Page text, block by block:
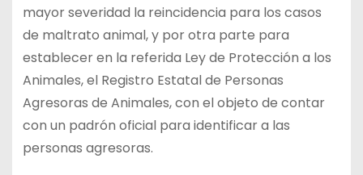
mayor severidad la reincidencia para los casos
de maltrato animal, y por otra parte para
establecer en la referida Ley de Protección a los
Animales, el Registro Estatal de Personas
Agresoras de Animales, con el objeto de contar
con un padrón oficial para identificar a las
personas agresoras.